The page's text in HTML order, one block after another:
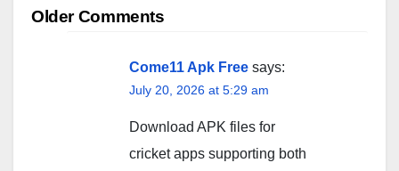
Comment
Older Comments
Come11 Apk Free says:
July 20, 2026 at 5:29 am
Download APK files for
cricket apps supporting both